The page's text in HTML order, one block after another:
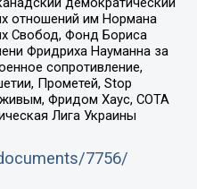
отношений им Нормана
Свобод, Фонд Бориса
Фридриха Науманна за
сопротивление,
Прометей, Stop
живым, Фридом Хаус, СОТА
Лига Украины
7756/